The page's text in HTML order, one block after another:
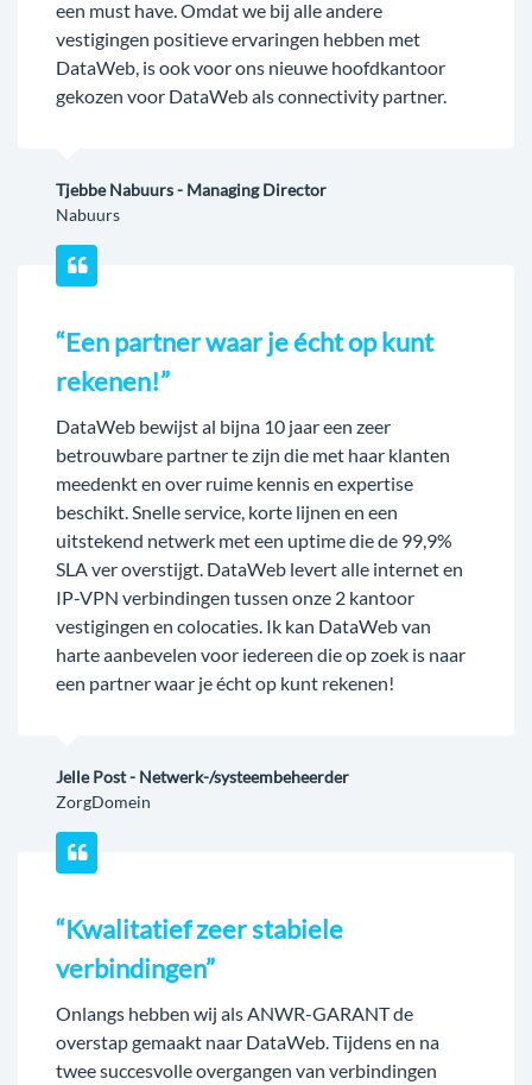
een must have. Omdat we bij alle andere
vestigingen positieve ervaringen hebben met
DataWeb, is ook voor ons nieuwe hoofdkantoor
gekozen voor DataWeb als connectivity partner.
Tjebbe Nabuurs - Managing Director
Nabuurs
“Een partner waar je écht op kunt
rekenen!”
DataWeb bewijst al bijna 10 jaar een zeer
betrouwbare partner te zijn die met haar klanten
meedenkt en over ruime kennis en expertise
beschikt. Snelle service, korte lijnen en een
uitstekend netwerk met een uptime die de 99,9%
SLA ver overstijgt. DataWeb levert alle internet en
IP-VPN verbindingen tussen onze 2 kantoor
vestigingen en colocaties. Ik kan DataWeb van
harte aanbevelen voor iedereen die op zoek is naar
een partner waar je écht op kunt rekenen!
Jelle Post - Netwerk-/systeembeheerder
ZorgDomein
“Kwalitatief zeer stabiele
verbindingen”
Onlangs hebben wij als ANWR-GARANT de
overstap gemaakt naar DataWeb. Tijdens en na
twee succesvolle overgangen van verbindingen